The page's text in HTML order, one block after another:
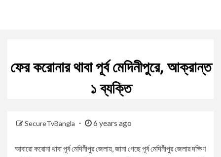
ফের করোনার থাবা পূর্ব মেদিনীপুরে, আক্রান্ত
১ ব্যক্তি
SecureTvBangla 6 years ago
আবারো করোনা থাবা পূর্ব মেদিনীপুর জেলায়, জানা গেছে পূর্ব মেদিনীপুর জেলার দক্ষিণ